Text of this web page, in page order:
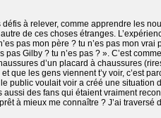
à relever, comme apprendre les
de ces choses étranges.
pas mon père ? tu n’es pas mon vrai
pas Gilby ? tu n’es pas ? ». C’est
d’un placard à chaussures
que les gens viennent t’y voir, c’est
public voulait voir a créé une situation
des fans qui étaient vraiment
à mieux me connaître ? J’ai traversé